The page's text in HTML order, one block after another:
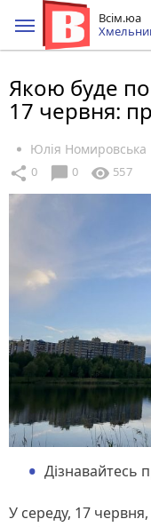
Всім.юа
Якою буде
17 червня:
Юлія Номировська
share 0 chat_bubble 0 visibility 557
Дізнавайтесь
У середу, 17